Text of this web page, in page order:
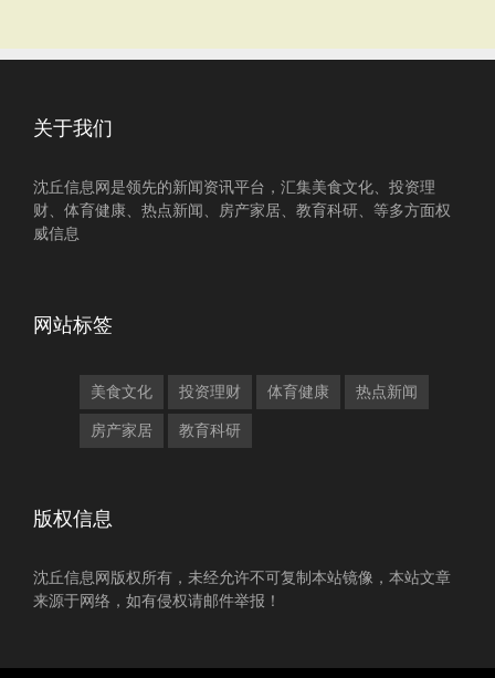
关于我们
沈丘信息网是领先的新闻资讯平台，汇集美食文化、投资理
财、体育健康、热点新闻、房产家居、教育科研、等多方面权
威信息
网站标签
美食文化 投资理财 体育健康 热点新闻
房产家居 教育科研
版权信息
沈丘信息网版权所有，未经允许不可复制本站镜像，本站文章
来源于网络，如有侵权请邮件举报！